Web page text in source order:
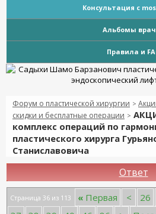
Консультация с
Альбомы
Правила и
Форум о пластической хирургии >
скидки и бесплатные операции >
комплекс операций по
пластического хирурга
Станиславовича
Ответ
Страница 36 из 113 « Первая < 26